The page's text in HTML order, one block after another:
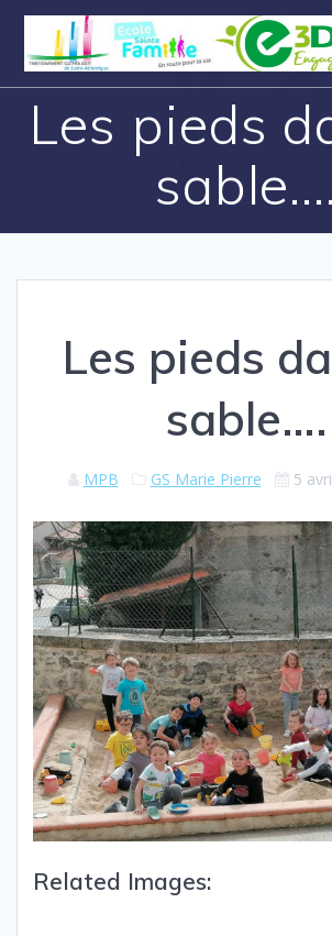
Les pieds
sable….
Les pieds
sable….
MPB GS Marie Pierre 5
Related Images: